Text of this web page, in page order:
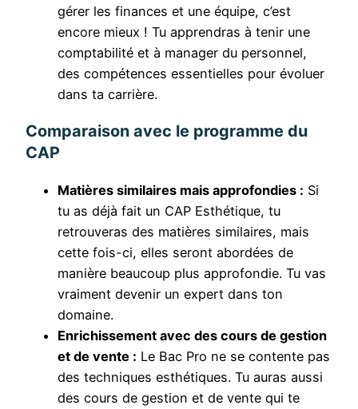
gérer les finances et une équipe, c’est
encore mieux ! Tu apprendras à tenir une
comptabilité et à manager du personnel,
des compétences essentielles pour évoluer
dans ta carrière.
Comparaison avec le programme du
CAP
Matières similaires mais approfondies : Si
tu as déjà fait un CAP Esthétique, tu
retrouveras des matières similaires, mais
cette fois-ci, elles seront abordées de
manière beaucoup plus approfondie. Tu vas
vraiment devenir un expert dans ton
domaine.
Enrichissement avec des cours de gestion
et de vente : Le Bac Pro ne se contente pas
des techniques esthétiques. Tu auras aussi
des cours de gestion et de vente qui te